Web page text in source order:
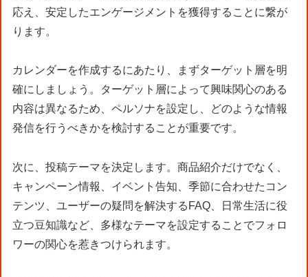
応え、安定したエンゲージメントを獲得することに繋が
ります。
カレンダーを作成するにあたり、まずターゲット層を明
確にしましょう。ターゲット層によって興味関心のある
内容は異なるため、ペルソナを設定し、どのような情報
発信を行うべきかを検討することが重要です。
次に、投稿テーマを決定します。商品紹介だけでなく、
キャンペーン情報、イベント告知、季節に合わせたコン
テンツ、ユーザーの疑問を解決するFAQ、日常生活に役
立つ豆知識など、多様なテーマを設定することでフォロ
ワーの関心を惹きつけられます。